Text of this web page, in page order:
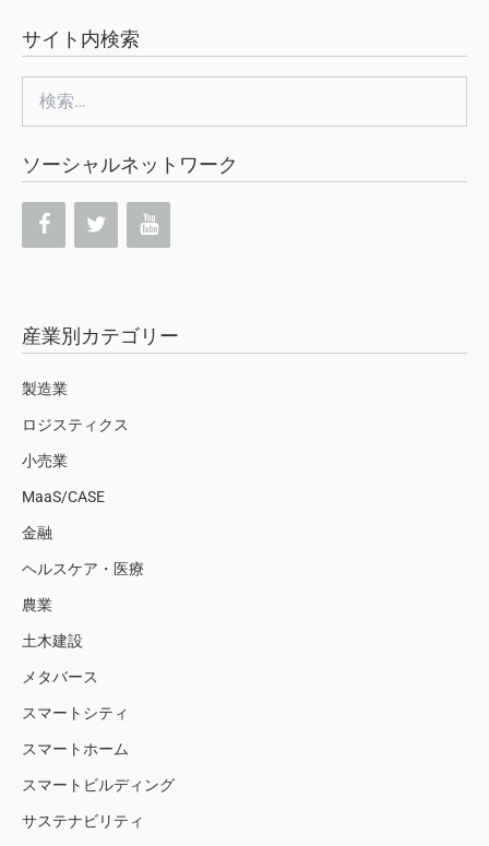
サイト内検索
索:
ソーシャルネットワーク
産業別カテゴリー
製造業
ロジスティクス
小売業
MaaS/CASE
金融
ヘルスケア・医療
農業
土木建設
メタバース
スマートシティ
スマートホーム
スマートビルディング
サステナビリティ